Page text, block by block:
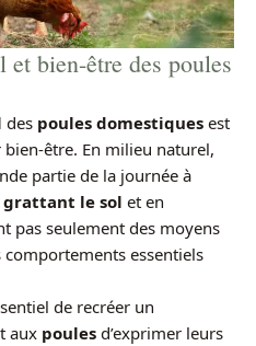
bien-être des poules
des poules domestiques est
être. En milieu naturel,
partie de la journée à
grattant le sol et en
pas seulement des moyens
essentiels
de recréer un
aux poules d’exprimer leurs